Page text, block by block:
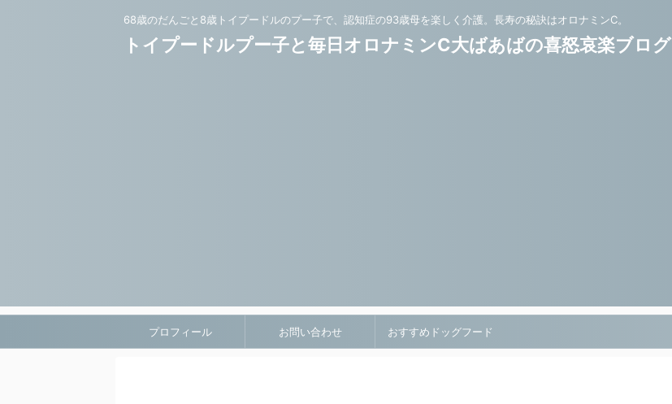
68歳のだんごと8歳トイプードルのプー子で、認知症の93歳母を楽しく介護。長寿の秘訣はオロナミンC。
トイプードルプー子と毎日オロナミンC大ばあばの喜怒哀楽ブログ
プロフィール お問い合わせ おすすめドッグフード